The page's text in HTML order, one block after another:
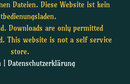
Dateien. Diese Website ist kein
Downloads are only permitted
This website is not a self service
store.
| Datenschutzerklärung